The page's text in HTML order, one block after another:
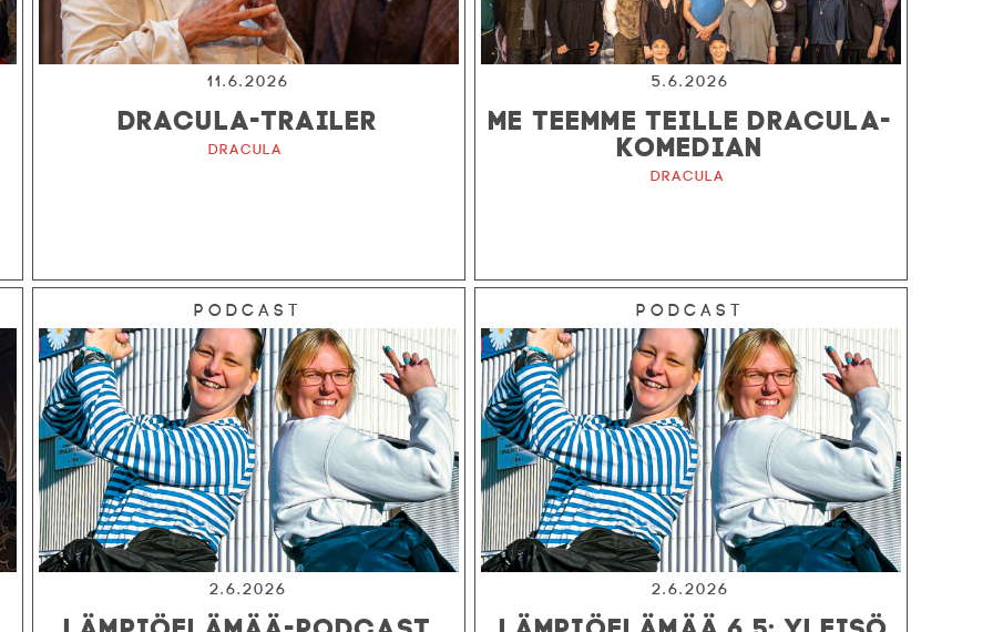
11.6.2026
DRACULA-TRAILER
Dracula
5.6.2026
ME TEEMME TEILLE DRACULA-
KOMEDIAN
Dracula
Podcast
2.6.2026
LÄMPIÖELÄMÄÄ-PODCAST
Podcast
2.6.2026
LÄMPIÖELÄMÄÄ 6.5: YLEISÖ